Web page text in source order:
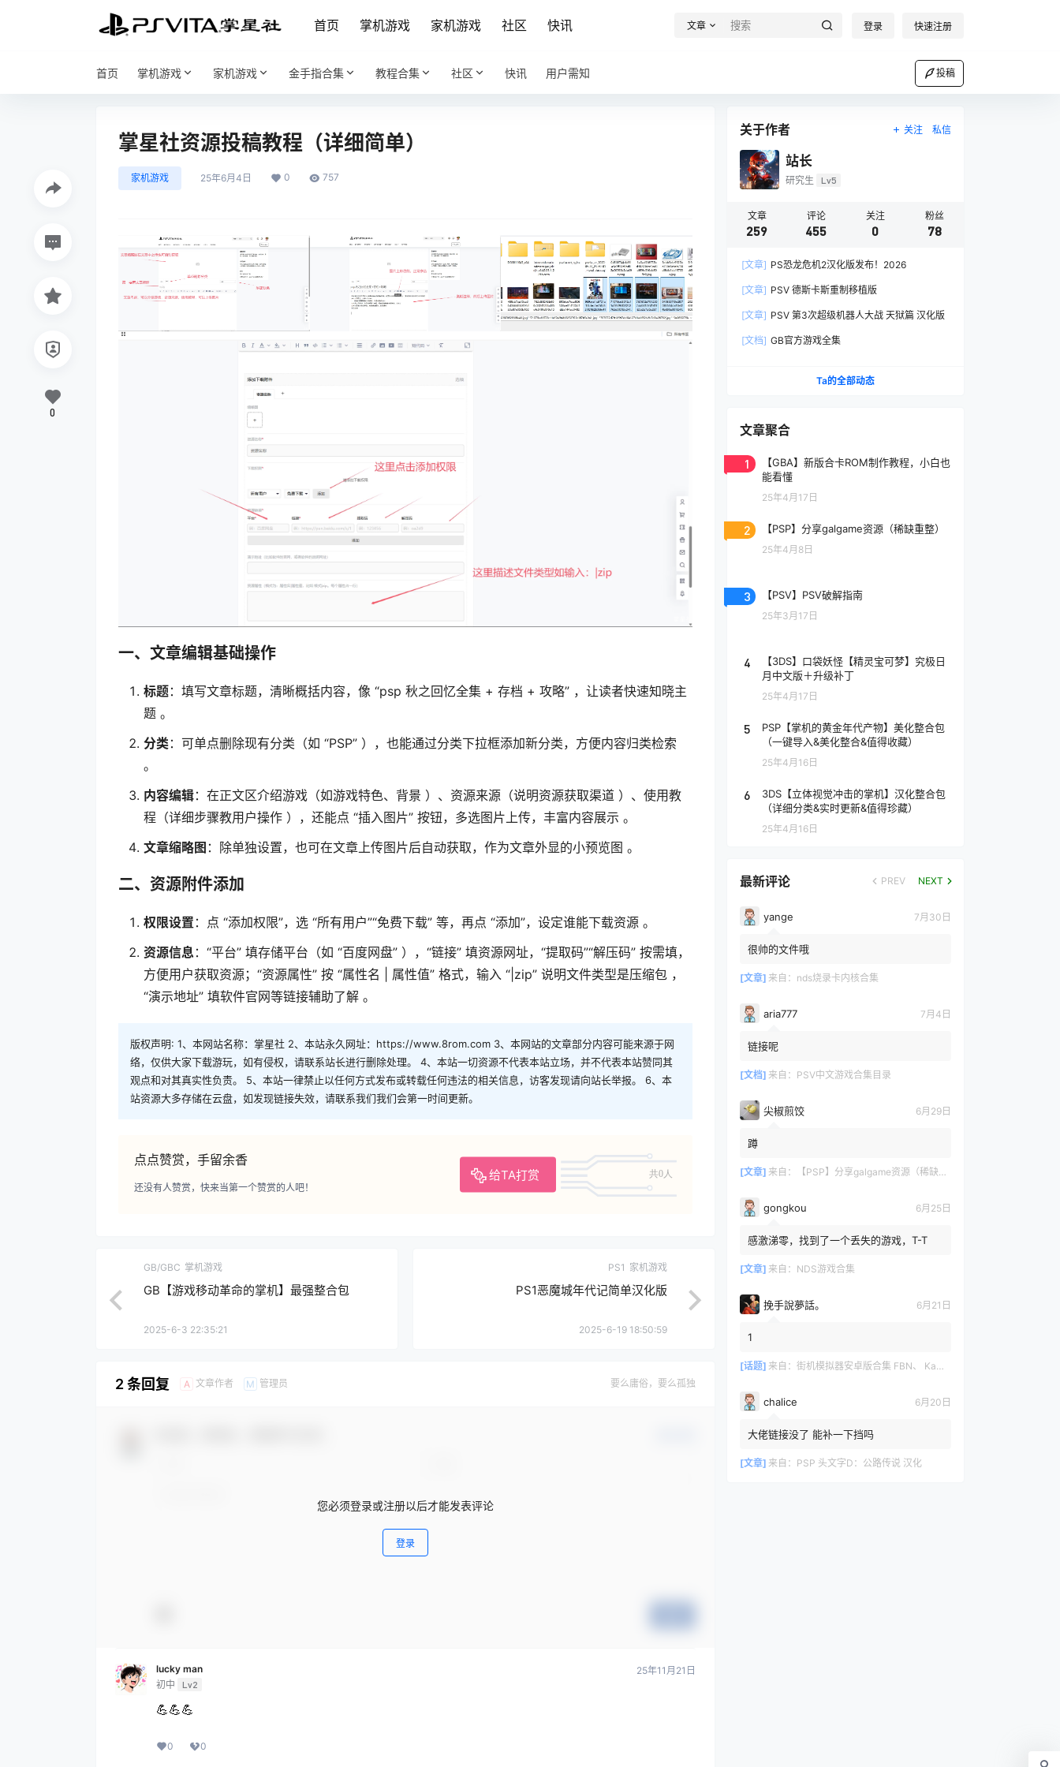
首页 掌机游戏 家机游戏 社区 快讯 文章 登录 快速注册
首页 掌机游戏 家机游戏 金手指合集 教程合集 社区 快讯 用户需知 投稿
掌星社资源投稿教程（详细简单）
家机游戏 25年6月4日 0 757
一、文章编辑基础操作
标题：填写文章标题，清晰概括内容，像 “psp 秋之回忆全集 + 存档 + 攻略” ，让读者快速知晓主
题 。
分类：可单点删除现有分类（如 “PSP” ），也能通过分类下拉框添加新分类，方便内容归类检索
。
内容编辑：在正文区介绍游戏（如游戏特色、背景 ）、资源来源（说明资源获取渠道 ）、使用教
程（详细步骤教用户操作 ），还能点 “插入图片” 按钮，多选图片上传，丰富内容展示 。
文章缩略图 ：除单独设置，也可在文章上传图片后自动获取，作为文章外显的小预览图 。
二、资源附件添加
权限设置 ：点 “添加权限”，选 “所有用户”“免费下载” 等，再点 “添加”，设定谁能下载资源 。
资源信息：“平台” 填存储平台（如 “百度网盘” ），“链接” 填资源网址，“提取码”“解压码” 按需填，
方便用户获取资源；“资源属性” 按 “属性名 | 属性值” 格式，输入 “|zip” 说明文件类型是压缩包 ，
“演示地址” 填软件官网等链接辅助了解 。
版权声明: 1、本网站名称：掌星社 2、本站永久网址：https://www.8rom.com 3、本网站的文章部分内容可能来源于网
络，仅供大家下载游玩，如有侵权，请联系站长进行删除处理。 4、本站一切资源不代表本站立场，并不代表本站赞同其
观点和对其真实性负责。 5、本站一律禁止以任何方式发布或转载任何违法的相关信息，访客发现请向站长举报。 6、本
站资源大多存储在云盘，如发现链接失效，请联系我们我们会第一时间更新。
点点赞赏，手留余香
给TA打赏 共0人
还没有人赞赏，快来当第一个赞赏的人吧！
0
GB/GBC 掌机游戏
GB【游戏移动革命的掌机】最强整合包
2025-6-3 22:35:21
PS1 家机游戏
PS1恶魔城年代记简单汉化版
2025-6-19 18:50:59
2 条回复 A 文章作者 M 管理员 要么庸俗，要么孤独
您必须登录或注册以后才能发表评论
登录
lucky man
初中
Lv2
25年11月21日
💪💪💪
0 0
关于作者 关注 私信
站长
研究生 Lv5
文章
259
评论
455
关注
0
粉丝
78
[文章] PS恐龙危机2汉化版发布！2026
[文章] PSV 德斯卡斯重制移植版
[文章] PSV 第3次超级机器人大战 天狱篇 汉化版
[文档] GB官方游戏全集
Ta的全部动态
文章聚合
1
【GBA】新版合卡ROM制作教程，小白也
能看懂
25年4月17日
2 【PSP】分享galgame资源（稀缺重整）
25年4月8日
3 【PSV】PSV破解指南
25年3月17日
4
【3DS】口袋妖怪【精灵宝可梦】究极日
月中文版＋升级补丁
25年4月17日
5
PSP【掌机的黄金年代产物】美化整合包
（一键导入&美化整合&值得收藏）
25年4月16日
6
3DS【立体视觉冲击的掌机】汉化整合包
（详细分类&实时更新&值得珍藏）
25年4月16日
最新评论 PREV NEXT
yange 7月30日
很帅的文件哦
[文章] 来自： nds烧录卡内核合集
aria777 7月4日
链接呢
[文档] 来自： PSV中文游戏合集目录
尖椒煎饺 6月29日
蹲
[文章] 来自： 【PSP】分享galgame资源（稀缺重整）
gongkou 6月25日
感激涕零，找到了一个丢失的游戏，T-T
[文章] 来自： NDS游戏合集
挽手說夢話。 6月21日
1
[话题] 来自： 街机模拟器安卓版合集 FBN、 Kawaks、MAME4droid、嘻嘻哈哈、NEO、NGP.emu
chalice 6月20日
大佬链接没了 能补一下挡吗
[文章] 来自： PSP 头文字D：公路传说 汉化